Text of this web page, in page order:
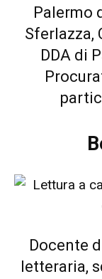
Palermo
Sferlazza,
DDA di
Docente
letteraria,